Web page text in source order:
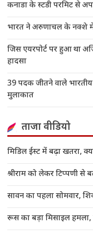
कनाडा के स्टडी परमिट से
भारत ने अरुणाचल के नक्शे
जिस एयरपोर्ट पर हुआ था
हादसा
39 पदक जीतने वाले
मुलाकात
ताजा वीडियो
मिडिल ईस्ट में बढ़ा खतरा,
श्रीराम को लेकर टिप्पणी से
सावन का पहला सोमवार,
रूस का बड़ा मिसाइल हमला,